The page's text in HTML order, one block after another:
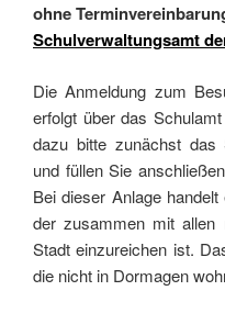
ohne
Schulverwaltungsamt
Die Anmeldung zum
erfolgt über das
dazu bitte zunächst das
und füllen Sie
Bei dieser Anlage
der zusammen mit allen
Stadt einzureichen ist.
die nicht in Dormagen